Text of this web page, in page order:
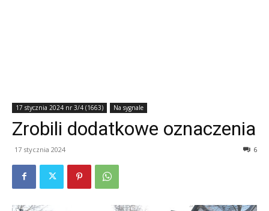
17 stycznia 2024 nr 3/4 (1663) Na sygnale
Zrobili dodatkowe oznaczenia
17 stycznia 2024 6